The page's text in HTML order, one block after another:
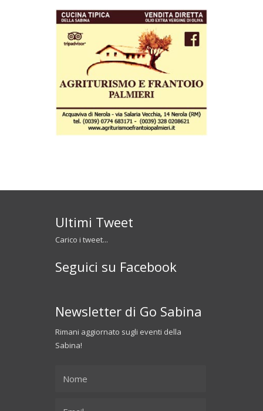
Ultimi Tweet
Carico i tweet...
Seguici su Facebook
Newsletter di Go Sabina
Rimani aggiornato sugli eventi della
Sabina!